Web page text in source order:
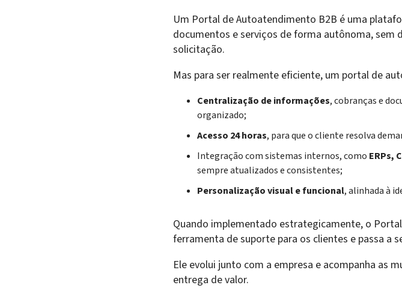
Um Portal de Autoatendimento B2B é uma
documentos e serviços de forma autônoma, sem
solicitação.
Mas para ser realmente eficiente, um portal de
Centralização de informações, cobranças e
organizado;
Acesso 24 horas, para que o cliente resolva
Integração com sistemas internos, como ERPs,
sempre atualizados e consistentes;
Personalização visual e funcional, alinhada à
Quando implementado estrategicamente, o
ferramenta de suporte para os clientes e passa a
Ele evolui junto com a empresa e acompanha as
entrega de valor.